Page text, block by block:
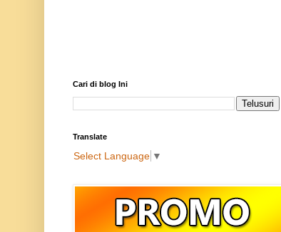
Cari di blog Ini
Translate
Select Language ▼